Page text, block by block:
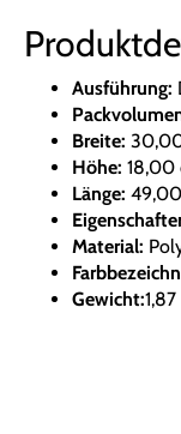
Ausführung:
Breite:
Höhe: 18,00
Länge:
Material:
Gewicht:1,87